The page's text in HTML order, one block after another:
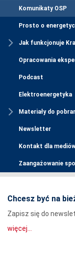
Komunikaty OSP
Prosto o
Jak funkcjonuje
Opracowania
Podcast
Elektroenergetyka
Materiały do
Newsletter
Kontakt dla
Zaangażowanie
Chcesz być na
Zapisz się do
więcej...